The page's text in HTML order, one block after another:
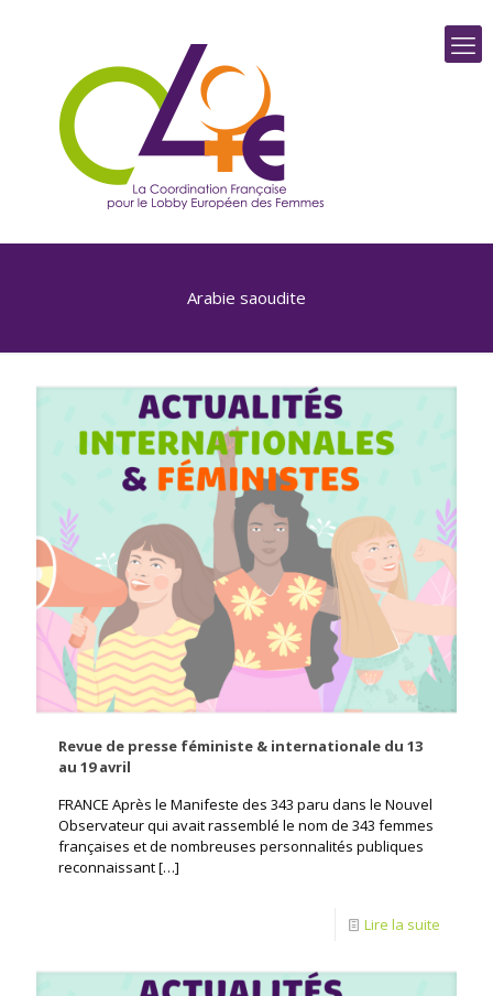
Arabie saoudite
Revue de presse féministe & internationale du 13
au 19 avril
FRANCE Après le Manifeste des 343 paru dans le Nouvel
Observateur qui avait rassemblé le nom de 343 femmes
françaises et de nombreuses personnalités publiques
reconnaissant[…]
Lire la suite